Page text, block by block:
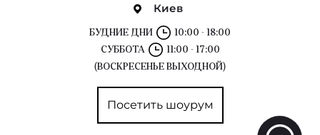
Киев
БУДНИЕ ДНИ
10:00 - 18:00
СУББОТА
11:00 - 17:00
(ВОСКРЕСЕНЬЕ ВЫХОДНОЙ)
Посетить шоурум